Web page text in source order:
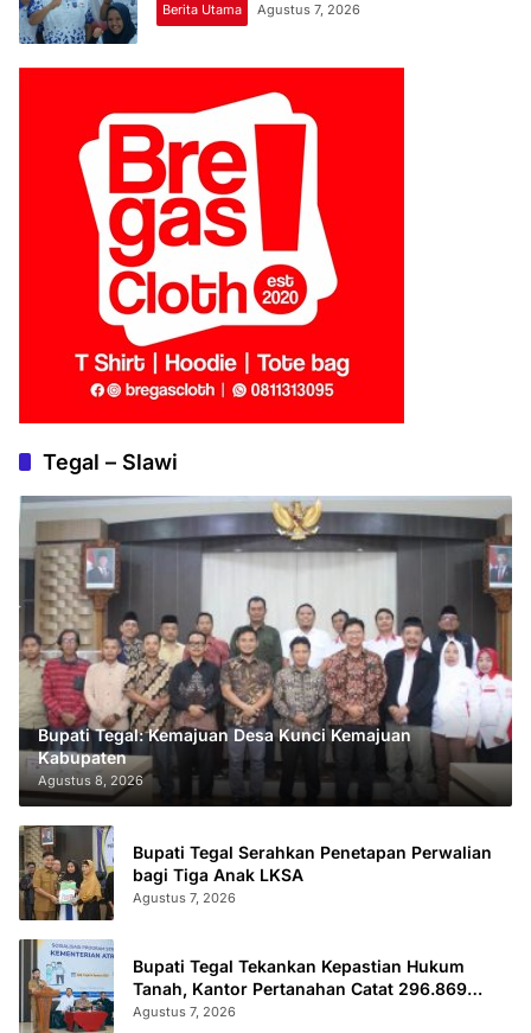
Berita Utama Agustus 7, 2026
Tegal – Slawi
Bupati Tegal: Kemajuan Desa Kunci Kemajuan
Kabupaten
Agustus 8, 2026
Bupati Tegal Serahkan Penetapan Perwalian
bagi Tiga Anak LKSA
Agustus 7, 2026
Bupati Tegal Tekankan Kepastian Hukum
Tanah, Kantor Pertanahan Catat 296.869
Sertifikat Terbit
Agustus 7, 2026